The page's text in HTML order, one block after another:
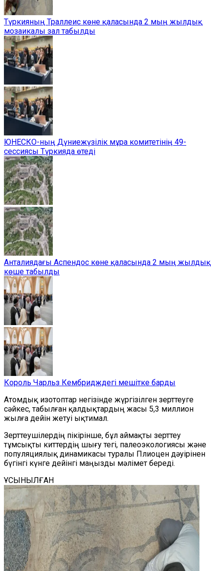
Түркияның Траллеис көне қаласында 2 мың жылдық
мозаикалы зал табылды
ЮНЕСКО-ның Дүниежүзілік мұра комитетінің 49-
сессиясы Түркияда өтеді
Анталиядағы Аспендос көне қаласында 2 мың жылдық
көше табылды
Король Чарльз Кембридждегі мешітке барды
Атомдық изотоптар негізінде жүргізілген зерттеуге
сәйкес, табылған қалдықтардың жасы 5,3 миллион
жылға дейін жетуі ықтимал.
Зерттеушілердің пікірінше, бұл аймақты зерттеу
тұмсықты киттердің шығу тегі, палеоэкологиясы және
популяциялық динамикасы туралы Плиоцен дәуірінен
бүгінгі күнге дейінгі маңызды мәлімет береді.
ҰСЫНЫЛҒАН